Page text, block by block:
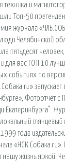
техника и
Топ-50
журнала
Челябинской
пятьдесят
для вас ТОП 10
событиях по
Фотоотчёт
Екатеринбурга".
глянцевый
1999 года
«НСК.Собака.ru».
жизнь яркой.